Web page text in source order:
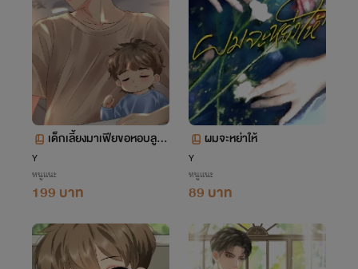
เด็กเลี้ยงมาเฟียขอหอบลูก
Y
หนูแนะ
199 บาท
ผมจะหย่าให้
Y
หนูแนะ
89 บาท